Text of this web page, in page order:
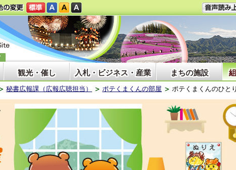
観光・催し 入札・ビジネス・産業 まちの施設
秘書広報課（広報広聴担当） ポテくまくんの部屋 ポテくまくんのひと